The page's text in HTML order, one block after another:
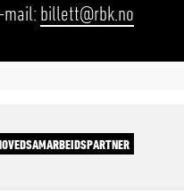
mail: billett@rbk.no